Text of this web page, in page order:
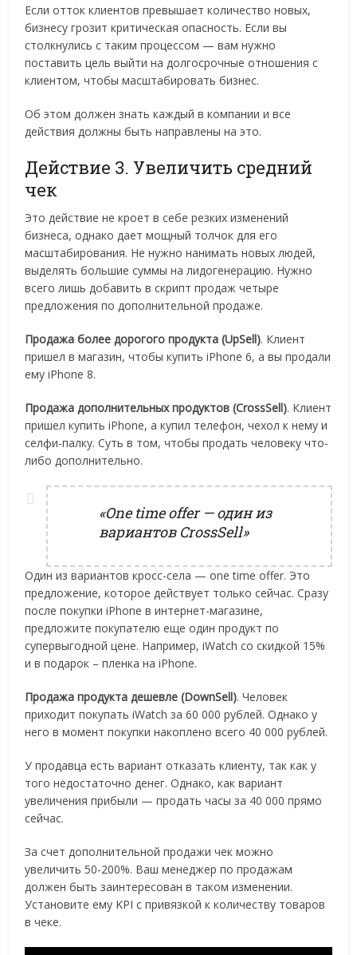
Если отток клиентов превышает количество новых,
бизнесу грозит критическая опасность. Если вы
столкнулись с таким процессом — вам нужно
поставить цель выйти на долгосрочные отношения с
клиентом, чтобы масштабировать бизнес.
Об этом должен знать каждый в компании и все
действия должны быть направлены на это.
Действие 3. Увеличить средний
чек
Это действие не кроет в себе резких изменений
бизнеса, однако дает мощный толчок для его
масштабирования. Не нужно нанимать новых людей,
выделять большие суммы на лидогенерацию. Нужно
всего лишь добавить в скрипт продаж четыре
предложения по дополнительной продаже.
Продажа более дорогого продукта (UpSell). Клиент
пришел в магазин, чтобы купить iPhone 6, а вы продали
ему iPhone 8.
Продажа дополнительных продуктов (CrossSell). Клиент
пришел купить iPhone, а купил телефон, чехол к нему и
селфи-палку. Суть в том, чтобы продать человеку что-
либо дополнительно.
«One time offer — один из
вариантов CrossSell»
Один из вариантов кросс-села — one time offer. Это
предложение, которое действует только сейчас. Сразу
после покупки iPhone в интернет-магазине,
предложите покупателю еще один продукт по
супервыгодной цене. Например, iWatch со скидкой 15%
и в подарок – пленка на iPhone.
Продажа продукта дешевле (DownSell). Человек
приходит покупать iWatch за 60 000 рублей. Однако у
него в момент покупки накоплено всего 40 000 рублей.
У продавца есть вариант отказать клиенту, так как у
того недостаточно денег. Однако, как вариант
увеличения прибыли — продать часы за 40 000 прямо
сейчас.
За счет дополнительной продажи чек можно
увеличить 50-200%. Ваш менеджер по продажам
должен быть заинтересован в таком изменении.
Установите ему KPI с привязкой к количеству товаров
в чеке.